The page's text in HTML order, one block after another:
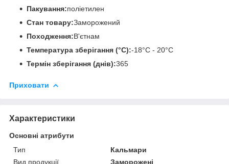
Пакування:поліетилен
Стан товару:Заморожений
Походження:В'єтнам
Температура зберігання (°C):-18°С - 20°С
Термін зберігання (днів):365
Приховати
Характеристики
Основні атрибути
Тип
Кальмари
Вид продукції
Заморожені